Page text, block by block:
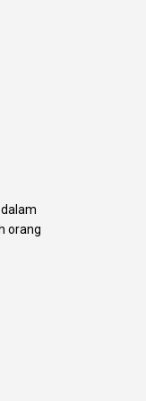
orang